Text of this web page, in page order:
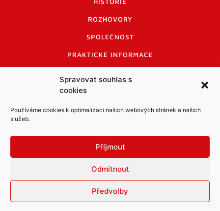
Spravovat souhlas s
cookies
Používáme cookies k optimalizaci našich webových stránek a našich
služeb.
Příjmout
Odmítnout
Předvolby
ROZHOVORY
SPOLEČNOST
PRAKTICKÉ INFORMACE
INFORMACE A KODEX DISKUTUJÍCÍCH
LOGO A LOGO MANUÁL
Informace o zpracování osobních údajů